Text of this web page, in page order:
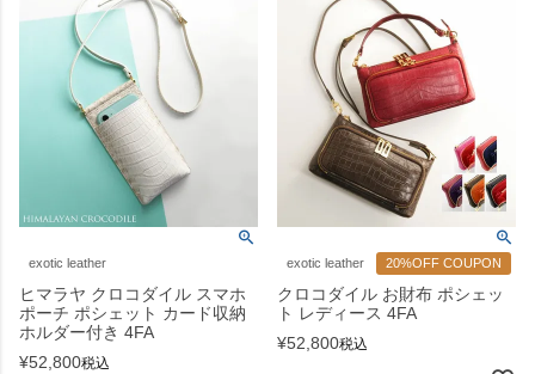
exotic leather
ヒマラヤ クロコダイル スマホ
ポーチ ポシェット カード収納
ホルダー付き 4FA
¥52,800税込
exotic leather 20%OFF COUPON
クロコダイル お財布 ポシェッ
ト レディース 4FA
¥52,800税込